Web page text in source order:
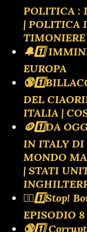
POLITICA :
| POLITICA
🔔1️⃣
EUROPA
DEL
ITALIA |
🪙1️⃣DA
IN ITALY
MONDO
| STATI
👮‍♂️1️⃣Stop!
EPISODIO 8
🔞1️⃣